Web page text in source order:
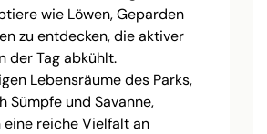
wie Löwen, Geparden
zu entdecken, die aktiver
der Tag abkühlt.
Lebensräume des Parks,
Sümpfe und Savanne,
reiche Vielfalt an